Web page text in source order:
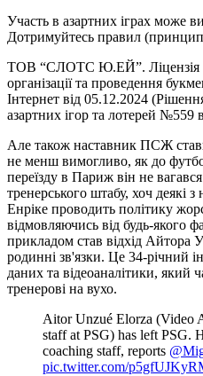
Участь в азартних іграх може
Дотримуйтесь правил
ТОВ “СЛОТС Ю.ЕЙ”. Ліцензія
організації та проведення
Інтернет від 05.12.2024
азартних ігор та лотерей №559
Але також наставник ПСЖ
не менш вимогливо, як до
переїзду в Париж він не
тренерського штабу, хоч деякі
Енріке проводить політику
відмовляючись від будь-якого
прикладом став відхід Айтора
родинні зв'язки. Це 34-річний
даних та відеоаналітики, який
тренерові на вухо.
Aitor Unzué Elorza (Video
staff at PSG) has left PSG.
coaching staff, reports
pic.twitter.com/